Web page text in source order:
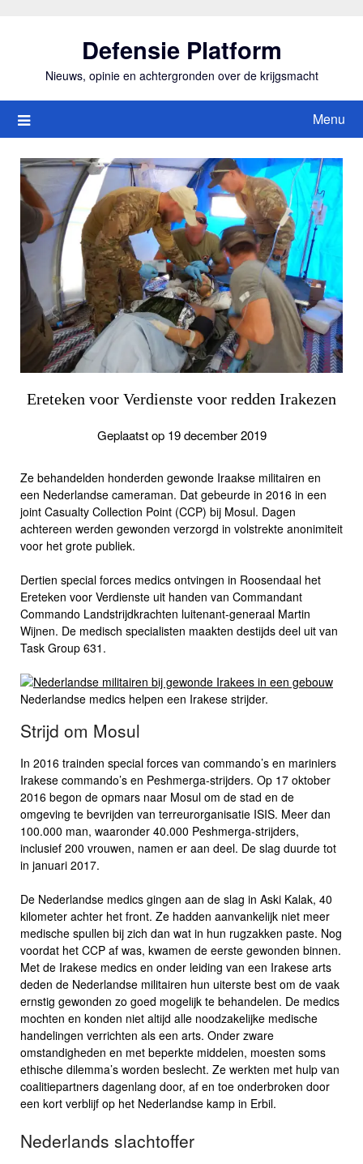
Defensie Platform
Nieuws, opinie en achtergronden over de krijgsmacht
Menu
Ereteken voor Verdienste voor redden Irakezen
Geplaatst op 19 december 2019
Ze behandelden honderden gewonde Iraakse militairen en
een Nederlandse cameraman. Dat gebeurde in 2016 in een
joint Casualty Collection Point (CCP) bij Mosul. Dagen
achtereen werden gewonden verzorgd in volstrekte anonimiteit
voor het grote publiek.
Dertien special forces medics ontvingen in Roosendaal het
Ereteken voor Verdienste uit handen van Commandant
Commando Landstrijdkrachten luitenant-generaal Martin
Wijnen. De medisch specialisten maakten destijds deel uit van
Task Group 631.
Nederlandse medics helpen een Irakese strijder.
Strijd om Mosul
In 2016 trainden special forces van commando’s en mariniers
Irakese commando’s en Peshmerga-strijders. Op 17 oktober
2016 begon de opmars naar Mosul om de stad en de
omgeving te bevrijden van terreurorganisatie ISIS. Meer dan
100.000 man, waaronder 40.000 Peshmerga-strijders,
inclusief 200 vrouwen, namen er aan deel. De slag duurde tot
in januari 2017.
De Nederlandse medics gingen aan de slag in Aski Kalak, 40
kilometer achter het front. Ze hadden aanvankelijk niet meer
medische spullen bij zich dan wat in hun rugzakken paste. Nog
voordat het CCP af was, kwamen de eerste gewonden binnen.
Met de Irakese medics en onder leiding van een Irakese arts
deden de Nederlandse militairen hun uiterste best om de vaak
ernstig gewonden zo goed mogelijk te behandelen. De medics
mochten en konden niet altijd alle noodzakelijke medische
handelingen verrichten als een arts. Onder zware
omstandigheden en met beperkte middelen, moesten soms
ethische dilemma’s worden beslecht. Ze werkten met hulp van
coalitiepartners dagenlang door, af en toe onderbroken door
een kort verblijf op het Nederlandse kamp in Erbil.
Nederlands slachtoffer